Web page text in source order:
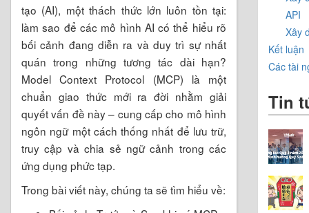
tạo (AI), một thách thức lớn luôn tồn tại:
làm sao để các mô hình AI có thể hiểu rõ
bối cảnh đang diễn ra và duy trì sự nhất
quán trong những tương tác dài hạn?
Model Context Protocol (MCP) là một
chuẩn giao thức mới ra đời nhằm giải
quyết vấn đề này – cung cấp cho mô hình
ngôn ngữ một cách thống nhất để lưu trữ,
truy cập và chia sẻ ngữ cảnh trong các
ứng dụng phức tạp.
Trong bài viết này, chúng ta sẽ tìm hiểu về:
API
Xây
Kết luận
Các tài
Tin